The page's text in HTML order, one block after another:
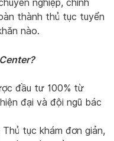
nghiệp, chính
thành thủ tục tuyển
nào.
đầu tư 100% từ
đại và đội ngũ bác
tục khám đơn giản,